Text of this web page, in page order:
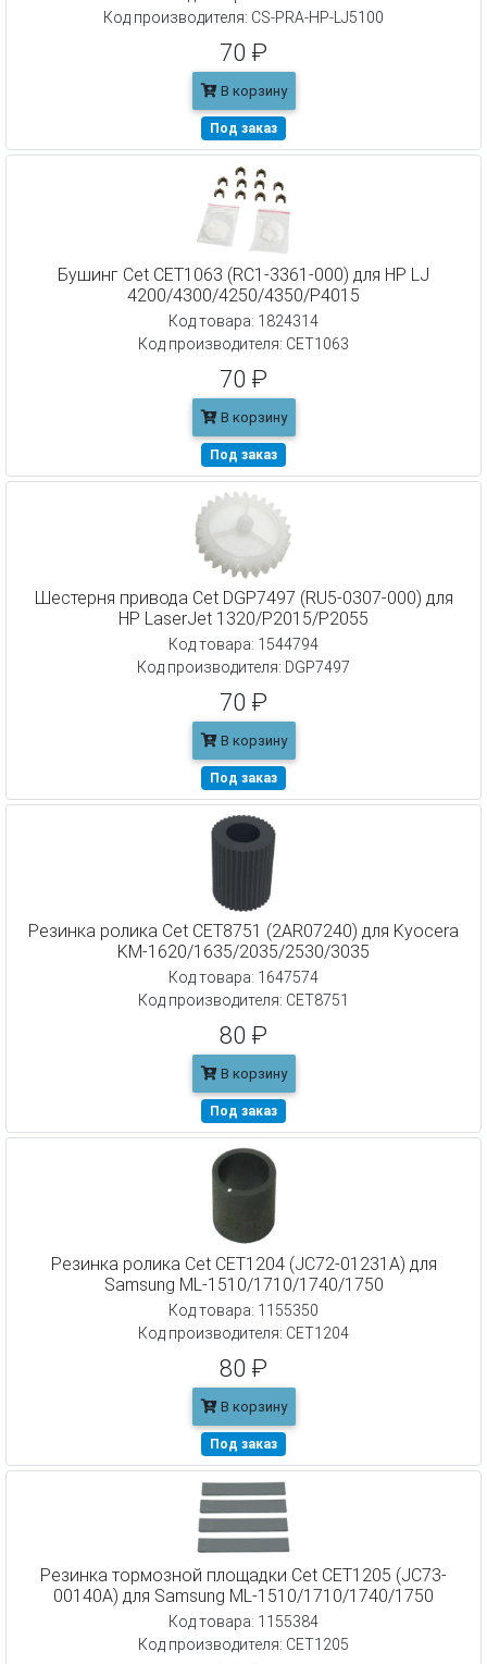
Код производителя: CS-PRA-HP-LJ5100
70 ₽
В корзину
Под заказ
Бушинг Cet CET1063 (RC1-3361-000) для HP LJ
4200/4300/4250/4350/P4015
Код товара: 1824314
Код производителя: CET1063
70 ₽
В корзину
Под заказ
Шестерня привода Cet DGP7497 (RU5-0307-000) для
HP LaserJet 1320/P2015/P2055
Код товара: 1544794
Код производителя: DGP7497
70 ₽
В корзину
Под заказ
Резинка ролика Cet CET8751 (2AR07240) для Kyocera
KM-1620/1635/2035/2530/3035
Код товара: 1647574
Код производителя: CET8751
80 ₽
В корзину
Под заказ
Резинка ролика Cet CET1204 (JC72-01231A) для
Samsung ML-1510/1710/1740/1750
Код товара: 1155350
Код производителя: CET1204
80 ₽
В корзину
Под заказ
Резинка тормозной площадки Cet CET1205 (JC73-
00140A) для Samsung ML-1510/1710/1740/1750
Код товара: 1155384
Код производителя: CET1205